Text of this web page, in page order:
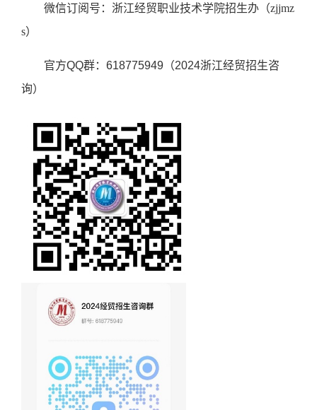
微信订阅号：浙江经贸职业技术学院招生办（zjjmz
s）
官方QQ群： 618775949 （2024浙江经贸招生咨
询）